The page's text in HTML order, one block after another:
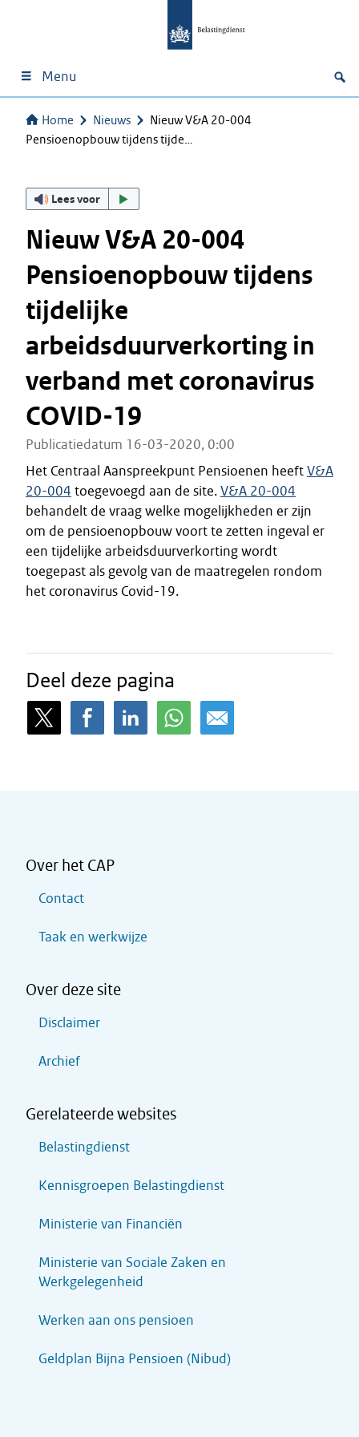
Menu
Home Nieuws
Nieuw V&A 20-004
Pensioenopbouw tijdens tijde…
Lees voor
Nieuw V&A 20-004
Pensioenopbouw tijdens
tijdelijke
arbeidsduurverkorting in
verband met coronavirus
COVID-19
Publicatiedatum 16-03-2020, 0:00
Het Centraal Aanspreekpunt Pensioenen heeftV&A
20-004 toegevoegd aan de site.V&A 20-004
behandelt de vraag welke mogelijkheden er zijn
om de pensioenopbouw voort te zetten ingeval er
een tijdelijke arbeidsduurverkorting wordt
toegepast als gevolg van de maatregelen rondom
het coronavirus Covid-19.
Deel deze pagina
Over het CAP
Contact
Taak en werkwijze
Over deze site
Disclaimer
Archief
Gerelateerde websites
Belastingdienst
Kennisgroepen Belastingdienst
Ministerie van Financiën
Ministerie van Sociale Zaken en
Werkgelegenheid
Werken aan ons pensioen
Geldplan Bijna Pensioen (Nibud)